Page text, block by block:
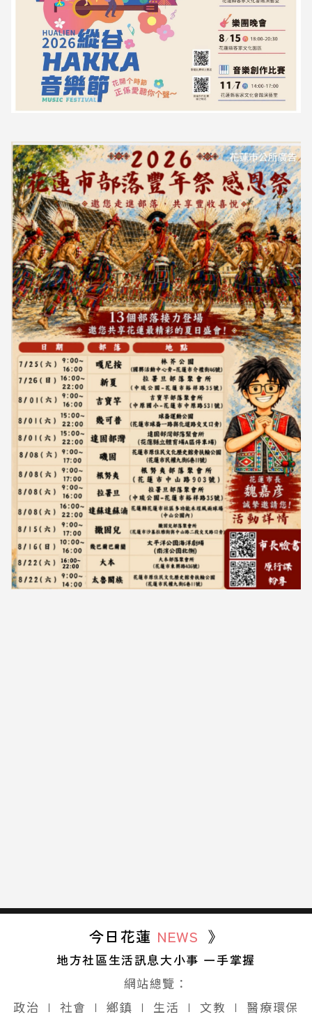
今日花蓮 NEWS 》
地方社區生活訊息大小事 一手掌握
網站總覽：
政治 ∣ 社會 ∣ 鄉鎮 ∣ 生活 ∣ 文教 ∣
醫療環保